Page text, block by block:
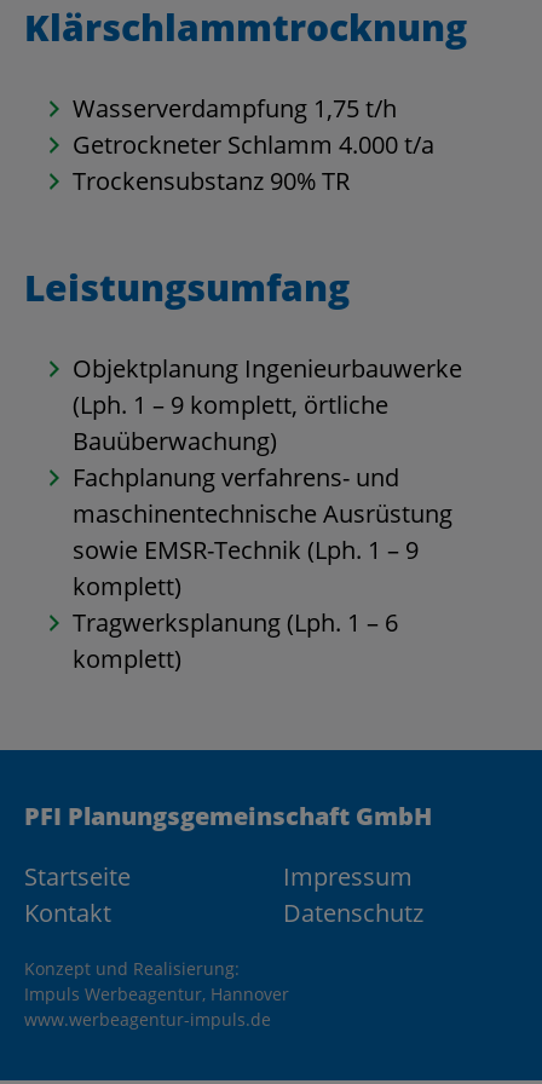
Klärschlammtrocknung
Wasserverdampfung 1,75 t/h
Getrockneter Schlamm 4.000 t/a
Trockensubstanz 90% TR
Leistungsumfang
Objektplanung Ingenieurbauwerke
(Lph. 1 – 9 komplett, örtliche
Bauüberwachung)
Fachplanung verfahrens- und
maschinentechnische Ausrüstung
sowie EMSR-Technik (Lph. 1 – 9
komplett)
Tragwerksplanung (Lph. 1 – 6
komplett)
PFI Planungsgemeinschaft GmbH
Startseite
Kontakt
Impressum
Datenschutz
Konzept und Realisierung:
Impuls Werbeagentur, Hannover
www.werbeagentur-impuls.de